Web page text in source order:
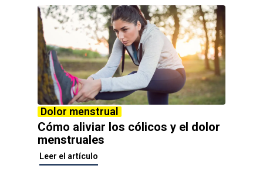
Dolor menstrual
Cómo aliviar los cólicos y el dolor
menstruales
Leer el artículo